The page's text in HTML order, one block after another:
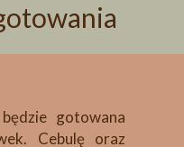
gotowana
Cebulę oraz